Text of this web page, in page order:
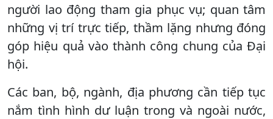
người lao động tham gia phục vụ; quan tâm
những vị trí trực tiếp, thầm lặng nhưng đóng
góp hiệu quả vào thành công chung của Đại
hội.
Các ban, bộ, ngành, địa phương cần tiếp tục
nắm tình hình dư luận trong và ngoài nước,